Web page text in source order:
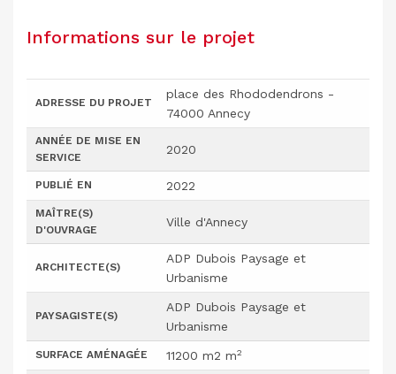
Informations sur le projet
ADRESSE DU PROJET
place des Rhododendrons -
74000 Annecy
ANNÉE DE MISE EN
SERVICE
2020
PUBLIÉ EN 2022
MAÎTRE(S)
D'OUVRAGE
Ville d'Annecy
ARCHITECTE(S)
ADP Dubois Paysage et
Urbanisme
PAYSAGISTE(S)
ADP Dubois Paysage et
Urbanisme
SURFACE AMÉNAGÉE 11200 m2 m2